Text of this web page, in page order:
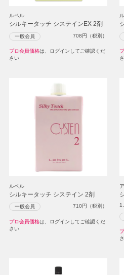
ルベル
シルキータッチ システインEX 2剤
一般会員 708円（税別）
プロ会員価格は、ログインしてご確認くだ
さい
ルベル
シルキータッチ システイン 2剤
一般会員 710円（税別）
プロ会員価格は、ログインしてご確認くだ
さい